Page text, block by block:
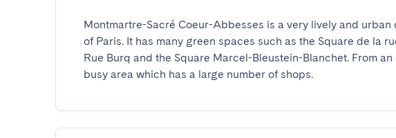
Montmartre-Sacré Coeur-Abbesses is a very lively and
of Paris. It has many green spaces such as the Square de la
Rue Burq and the Square Marcel-Bleustein-Blanchet. From
busy area which has a large number of shops.